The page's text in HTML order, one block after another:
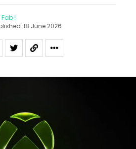
Fab !
18 June 2026